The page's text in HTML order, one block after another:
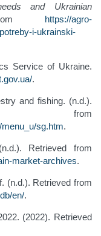
and Ukrainian
https://agro-
i-ukrainski-
Service of Ukraine.
.
and fishing. (n.d.).
from
sg.htm.
Retrieved from
market-archives.
(n.d.). Retrieved from
en/.
(2022). Retrieved